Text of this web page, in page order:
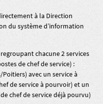
à la Direction
du système d’information
chacune 2 services
de chef de service) :
avec un service à
de service à pourvoir) et un
chef de service déjà pourvu)